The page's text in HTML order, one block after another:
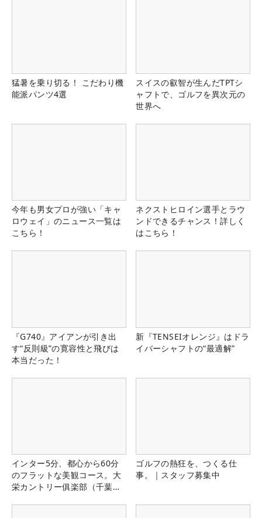
猛暑を乗り切る！ こだわり機
能派パンツ4選
スイスの叡智が生んだTPTシ
ャフトで、ゴルフを異次元の
世界へ
今年も男女プロが強い「キャ
ロウェイ」のニュース一覧は
こちら！
ネクストヒロイン選手とラウ
ンドできるチャンス！詳しく
はこちら！
『G740』アイアンが引き出
す“反則級”の寛容性と飛びは
本当だった！
新『TENSEIオレンジ』はドラ
イバーシャフトの“最適解”
インター5分、都心から60分
のフラットな美観コース。大
栄カントリー俱楽部（千葉
ゴルフの熱狂を、つくる仕
事。｜スタッフ募集中